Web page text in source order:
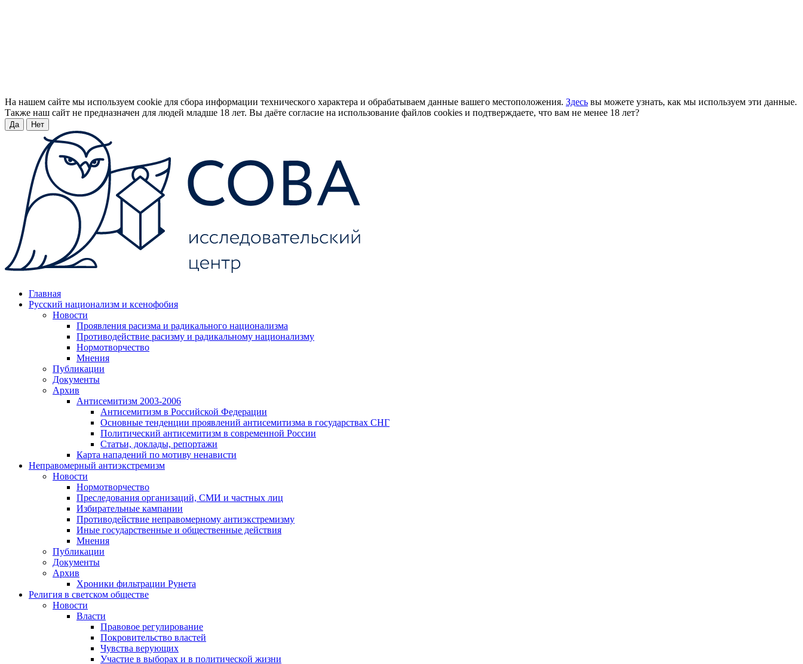
На нашем сайте мы используем cookie для сбора информации технического характера и обрабатываем данные вашего местоположения. Здесь вы можете узнать, как мы используем эти данные.
Также наш сайт не предназначен для людей младше 18 лет. Вы даёте согласие на использование файлов cookies и подтверждаете, что вам не менее 18 лет?
Да Нет
Главная
Русский национализм и ксенофобия
Новости
Проявления расизма и радикального национализма
Противодействие расизму и радикальному национализму
Нормотворчество
Мнения
Публикации
Документы
Архив
Антисемитизм 2003-2006
Антисемитизм в Российской Федерации
Основные тенденции проявлений антисемитизма в государствах СНГ
Политический антисемитизм в современной России
Статьи, доклады, репортажи
Карта нападений по мотиву ненависти
Неправомерный антиэкстремизм
Новости
Нормотворчество
Преследования организаций, СМИ и частных лиц
Избирательные кампании
Противодействие неправомерному антиэкстремизму
Иные государственные и общественные действия
Мнения
Публикации
Документы
Архив
Хроники фильтрации Рунета
Религия в светском обществе
Новости
Власти
Правовое регулирование
Покровительство властей
Чувства верующих
Участие в выборах и в политической жизни